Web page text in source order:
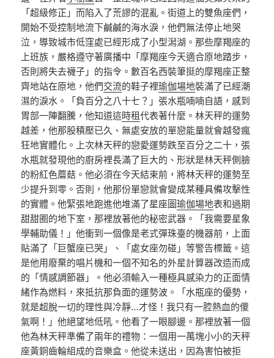
「超級修正」而陷入了荒謬的混亂。街道上的雙魚座們，
開始不受控制地流下鹹鹹的海水淚，他們無法停止地哭
泣，導致城市低窪處已經形成了小型潟湖。那些摩羯座的
上班族，嚴格遵守著廣播中「摩羯座今天適合原地踏步，
否則將失去襪子」的指令。數百名西裝筆挺的摩羯座正整
齊地站在原地，他們交流的鞋子裡瑜伽場地裝滿了已經潮
濕的淚水。「負百分之八十七？」張水瓶喃喃自語，感到
胃部一陣翻騰，他知道這時租代表著什麼。林天秤的運勢
越差，他那股積壓已久、無處安放的單戀能量就會越發瘋
狂地實體化。上次林天秤的戀愛運勢跌至百分之二十，張
水瓶就發現他的廚房裡長滿了巨大的、形狀是林天秤側臉
的粉紅色蘑菇。他必須在今天結束前，將林天秤的運勢至
少提升到零。否則，他那份單戀就會變成某種具備攻擊性
的實體。他緊張地跑進他堆滿了星座圖瑜伽場地表和過期
甜甜圈的地下室，那裡放著他的秘密武器。「我需要星象
學輔助儀！」他衝到一個像是老式彈珠臺的機器前，上面
貼滿了「巨蟹座已哭」、「處女座勿碰」等警告標籤。這
是他用廢棄的唱片機和一個不知名的外星計算器改造而成
的「情感調節器」。他必須輸入一種極具感染力的正面情
緒作為燃料，來抵抗那負面的運勢波。「水瓶座的優勢，
就是超脫一切的理性與冷靜…才怪！我只有一腔熱血的傻
氣啊！」他絕望地低吼。他看了一眼腳邊。那裡放著一個
他為林天秤準備了兩年的禮物：一個用一萬塊小小的天秤
座黃銅齒輪組成的音樂盒。他從未送出，因為害怕被拒